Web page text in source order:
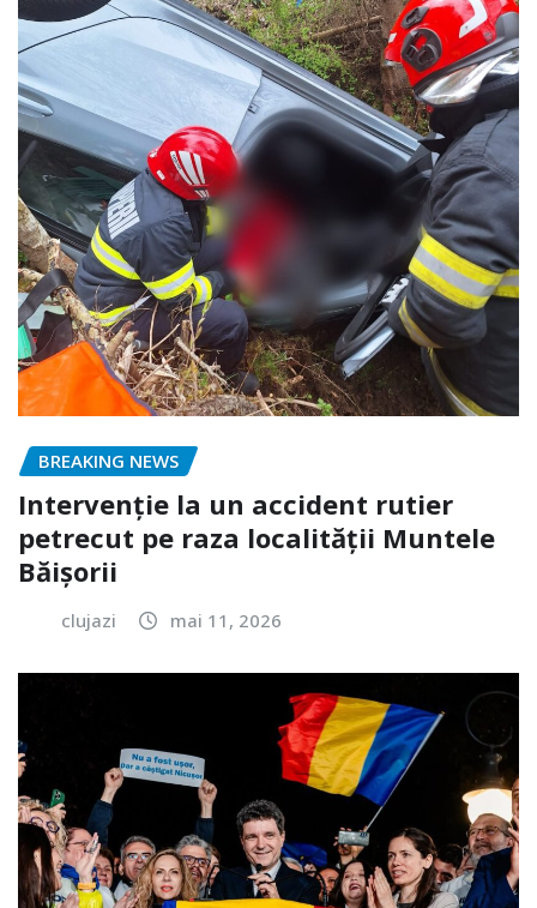
BREAKING NEWS
Intervenție la un accident rutier
petrecut pe raza localității Muntele
Băișorii
clujazi mai 11, 2026